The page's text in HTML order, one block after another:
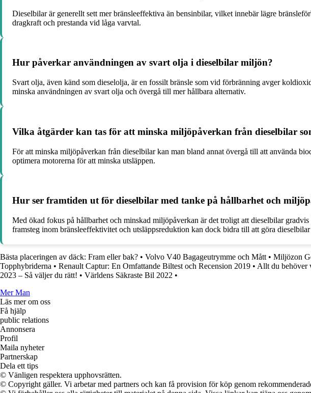
Dieselbilar är generellt sett mer bränsleeffektiva än bensinbilar, vilket innebär lägre
dragkraft och prestanda vid låga varvtal.
Hur påverkar användningen av svart olja i dieselbilar miljön?
Svart olja, även känd som dieselolja, är en fossilt bränsle som vid förbränning avger
minska användningen av svart olja och övergå till mer hållbara alternativ.
Vilka åtgärder kan tas för att minska miljöpåverkan från dieselbilar
För att minska miljöpåverkan från dieselbilar kan man bland annat övergå till att använda
optimera motorerna för att minska utsläppen.
Hur ser framtiden ut för dieselbilar med tanke på hållbarhet och
Med ökad fokus på hållbarhet och minskad miljöpåverkan är det troligt att dieselbilar
framsteg inom bränsleeffektivitet och utsläppsreduktion kan dock bidra till att göra
Bästa placeringen av däck: Fram eller bak? • Volvo V40 Bagageutrymme och Mått • Miljözon
Topphybriderna • Renault Captur: En Omfattande Biltest och Recension 2019 • Allt du behöver
2023 – Så väljer du rätt! • Världens Säkraste Bil 2022 •
Mer Man
Läs mer om oss
Få hjälp
public relations
Annonsera
Profil
Maila nyheter
Partnerskap
Dela ett tips
© Vänligen respektera upphovsrätten.
© Copyright gäller. Vi arbetar med partners och kan få provision för köp genom